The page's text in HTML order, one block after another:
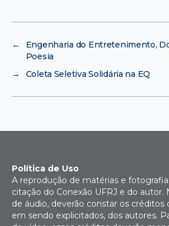
←
Engenharia do Entretenimento,
Poesia
→
Coleta Seletiva Solidária na EQ
Política de Uso
A reprodução de matérias e
citação do Conexão UFRJ e do autor.
de áudio, deverão constar os créditos
em sendo explicitados, dos autores.